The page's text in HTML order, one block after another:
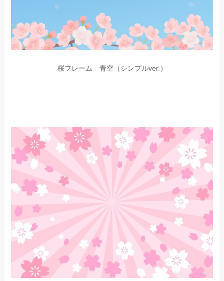
桜フレーム 青空（シンプルver.）